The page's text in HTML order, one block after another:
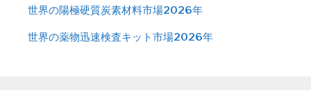
世界の陽極硬質炭素材料市場2026年
世界の薬物迅速検査キット市場2026年